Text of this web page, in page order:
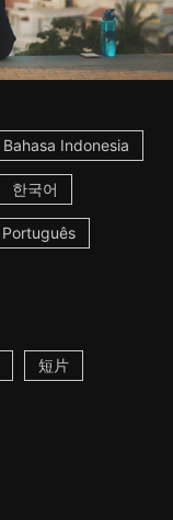
Bahasa Indonesia
한국어
Português
短片